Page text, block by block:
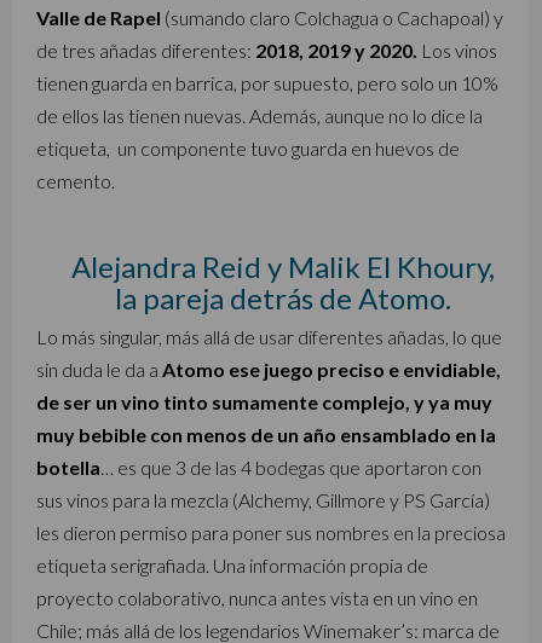
Valle de Rapel (sumando claro Colchagua o Cachapoal) y
de tres añadas diferentes: 2018, 2019 y 2020. Los vinos
tienen guarda en barrica, por supuesto, pero solo un 10%
de ellos las tienen nuevas. Además, aunque no lo dice la
etiqueta, un componente tuvo guarda en huevos de
cemento.
Alejandra Reid y Malik El Khoury,
la pareja detrás de Atomo.
Lo más singular, más allá de usar diferentes añadas, lo que
sin duda le da a Atomo ese juego preciso e envidiable,
de ser un vino tinto sumamente complejo, y ya muy
muy bebible con menos de un año ensamblado en la
botella … es que 3 de las 4 bodegas que aportaron con
sus vinos para la mezcla (Alchemy, Gillmore y PS García)
les dieron permiso para poner sus nombres en la preciosa
etiqueta serigrafiada. Una información propia de
proyecto colaborativo, nunca antes vista en un vino en
Chile; más allá de los legendarios Winemaker’s: marca de